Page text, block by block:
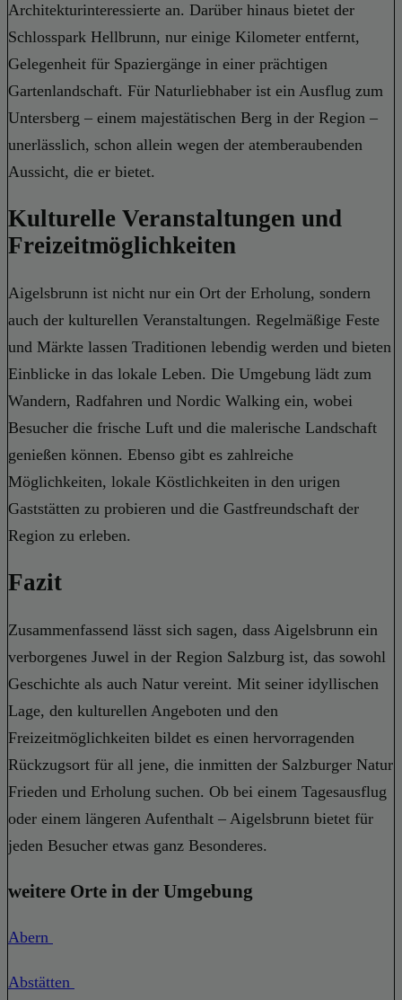
Architekturinteressierte an. Darüber hinaus bietet der
Schlosspark Hellbrunn, nur einige Kilometer entfernt,
Gelegenheit für Spaziergänge in einer prächtigen
Gartenlandschaft. Für Naturliebhaber ist ein Ausflug zum
Untersberg – einem majestätischen Berg in der Region –
unerlässlich, schon allein wegen der atemberaubenden
Aussicht, die er bietet.
Kulturelle Veranstaltungen und
Freizeitmöglichkeiten
Aigelsbrunn ist nicht nur ein Ort der Erholung, sondern
auch der kulturellen Veranstaltungen. Regelmäßige Feste
und Märkte lassen Traditionen lebendig werden und bieten
Einblicke in das lokale Leben. Die Umgebung lädt zum
Wandern, Radfahren und Nordic Walking ein, wobei
Besucher die frische Luft und die malerische Landschaft
genießen können. Ebenso gibt es zahlreiche
Möglichkeiten, lokale Köstlichkeiten in den urigen
Gaststätten zu probieren und die Gastfreundschaft der
Region zu erleben.
Fazit
Zusammenfassend lässt sich sagen, dass Aigelsbrunn ein
verborgenes Juwel in der Region Salzburg ist, das sowohl
Geschichte als auch Natur vereint. Mit seiner idyllischen
Lage, den kulturellen Angeboten und den
Freizeitmöglichkeiten bildet es einen hervorragenden
Rückzugsort für all jene, die inmitten der Salzburger Natur
Frieden und Erholung suchen. Ob bei einem Tagesausflug
oder einem längeren Aufenthalt – Aigelsbrunn bietet für
jeden Besucher etwas ganz Besonderes.
weitere Orte in der Umgebung
Abern
Abstätten